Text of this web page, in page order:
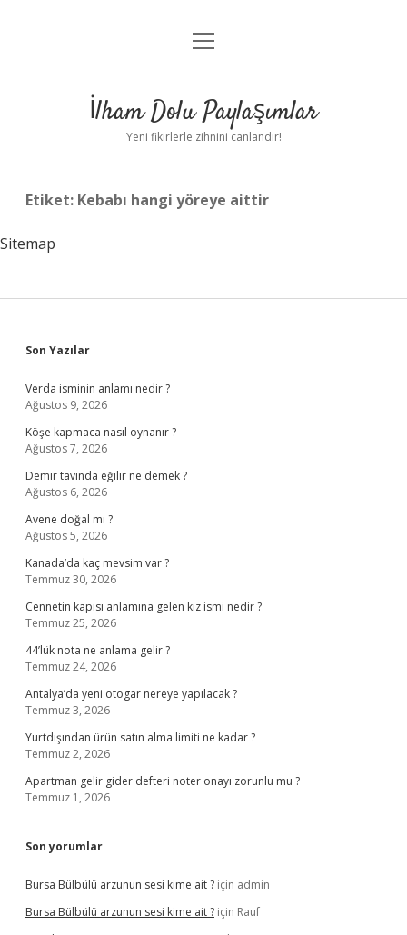
Anasayfa
Yasal Uyarı
menüyü
İlham Dolu Paylaşımlar
Yeni fikirlerle zihnini canlandır!
Etiket: Kebabı hangi yöreye aittir
Sitemap
Sidebar
Son Yazılar
Verda isminin anlamı nedir ?
Ağustos 9, 2026
Köşe kapmaca nasıl oynanır ?
Ağustos 7, 2026
Demir tavında eğilir ne demek ?
Ağustos 6, 2026
Avene doğal mı ?
Ağustos 5, 2026
Kanada’da kaç mevsim var ?
Temmuz 30, 2026
Cennetin kapısı anlamına gelen kız ismi nedir ?
Temmuz 25, 2026
44’lük nota ne anlama gelir ?
Temmuz 24, 2026
Antalya’da yeni otogar nereye yapılacak ?
Temmuz 3, 2026
Yurtdışından ürün satın alma limiti ne kadar ?
Temmuz 2, 2026
Apartman gelir gider defteri noter onayı zorunlu mu ?
Temmuz 1, 2026
Son yorumlar
Bursa Bülbülü arzunun sesi kime ait ? için admin
Bursa Bülbülü arzunun sesi kime ait ? için Rauf